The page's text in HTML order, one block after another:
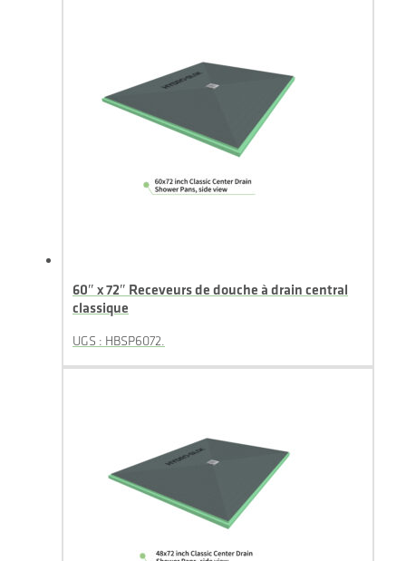
60″ x 72″ Receveurs de douche à drain central
classique
UGS : HBSP6072.